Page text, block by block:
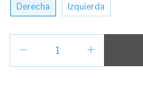
Derecha Izquierda